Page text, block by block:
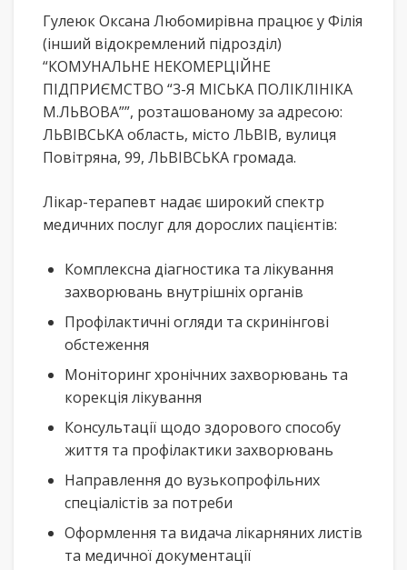
Гулеюк Оксана Любомирівна працює у Філія
(інший відокремлений підрозділ)
“КОМУНАЛЬНЕ НЕКОМЕРЦІЙНЕ
ПІДПРИЄМСТВО “3-Я МІСЬКА ПОЛІКЛІНІКА
М.ЛЬВОВА””, розташованому за адресою:
ЛЬВІВСЬКА область, місто ЛЬВІВ, вулиця
Повітряна, 99, ЛЬВІВСЬКА громада.
Лікар-терапевт надає широкий спектр
медичних послуг для дорослих пацієнтів:
Комплексна діагностика та лікування
захворювань внутрішніх органів
Профілактичні огляди та скринінгові
обстеження
Моніторинг хронічних захворювань та
корекція лікування
Консультації щодо здорового способу
життя та профілактики захворювань
Направлення до вузькопрофільних
спеціалістів за потреби
Оформлення та видача лікарняних листів
та медичної документації